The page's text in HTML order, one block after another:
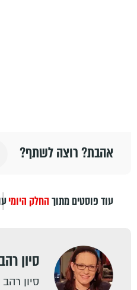
אהבת? רוצה לשתף?
עוד פוסטים מתוךהחלק היומי
סיון
סיון